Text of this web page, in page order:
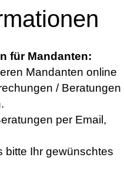
für Mandanten:
Mandanten online
/ Beratungen
per Email,
bitte Ihr gewünschtes